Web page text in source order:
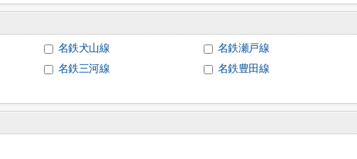
名鉄犬山線 名鉄瀬戸線
名鉄三河線 名鉄豊田線